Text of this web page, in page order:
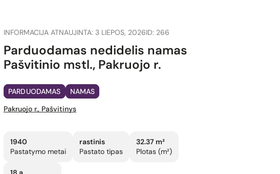
INFORMACIJA ATNAUJINTA: 3 LIEPOS, 2026ID: 266
Parduodamas nedidelis namas
Pašvitinio mstl., Pakruojo r.
PARDUODAMAS
NAMAS
Pakruojo r., Pašvitinys
1940
Pastatymo metai
rastinis
Pastato tipas
32.37 m²
Plotas (m²)